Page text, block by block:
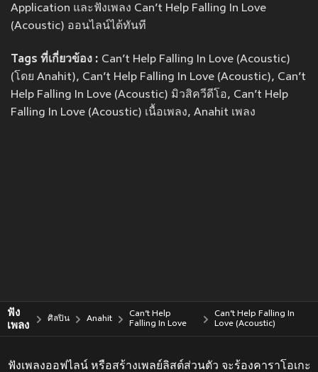
Application และฟังเพลง Can’t Help Falling In Love
(Acoustic) ออนไลน์ได้ทันที
Tags ที่เกี่ยวข้อง : Can’t Help Falling In Love (Acoustic)
(โดย Anahit), Can’t Help Falling In Love (Acoustic), Can’t
Help Falling In Love (Acoustic) มิวสิควีดีโอ, Can’t Help
Falling In Love (Acoustic) เนื้อเพลง, Anahit เพลง
ฟัง
เพลง
ศิลปิน Anahit
Can’t Help
Falling In Love
Can’t Help Falling In
Love (Acoustic)
ฟังเพลงออฟไลน์ หรือสร้างเพลย์ลิสต์ส่วนตัว จะร้องคาราโอเกะ